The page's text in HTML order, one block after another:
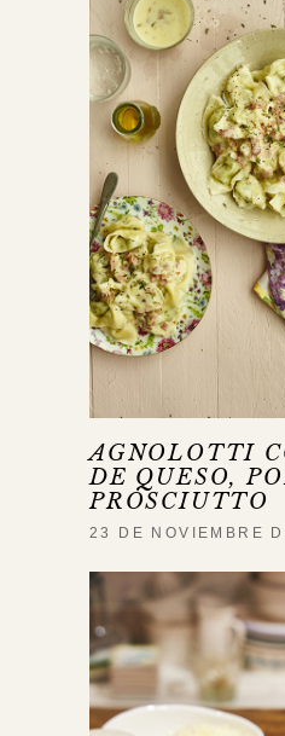
AGNOLOTTI
DE QUESO,
PROSCIUTTO
23 DE NOVIEMBRE